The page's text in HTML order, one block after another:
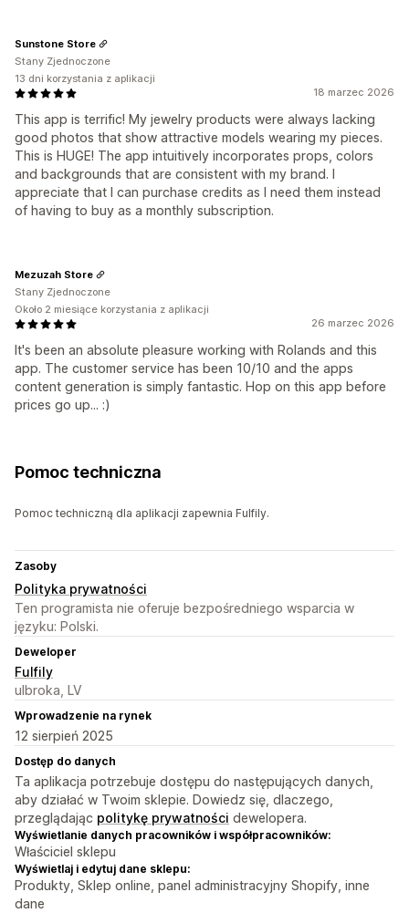
18 marzec 2026
This app is terrific! My jewelry products were always lacking
good photos that show attractive models wearing my pieces.
This is HUGE! The app intuitively incorporates props, colors
and backgrounds that are consistent with my brand. I
appreciate that I can purchase credits as I need them instead
of having to buy as a monthly subscription.
Sunstone Store
Stany Zjednoczone
13 dni korzystania z aplikacji
26 marzec 2026
It's been an absolute pleasure working with Rolands and this
app. The customer service has been 10/10 and the apps
content generation is simply fantastic. Hop on this app before
prices go up... :)
Mezuzah Store
Stany Zjednoczone
Około 2 miesiące korzystania z aplikacji
Pomoc techniczna
Pomoc techniczną dla aplikacji zapewnia Fulfily.
Zasoby
Polityka prywatności
Ten programista nie oferuje bezpośredniego wsparcia w
języku: Polski.
Deweloper
Fulfily
ulbroka, LV
Wprowadzenie na rynek
12 sierpień 2025
Dostęp do danych
Ta aplikacja potrzebuje dostępu do następujących danych,
aby działać w Twoim sklepie. Dowiedz się, dlaczego,
przeglądając politykę prywatności dewelopera.
Wyświetlanie danych pracowników i współpracowników:
Właściciel sklepu
Wyświetlaj i edytuj dane sklepu:
Produkty, Sklep online, panel administracyjny Shopify, inne
dane